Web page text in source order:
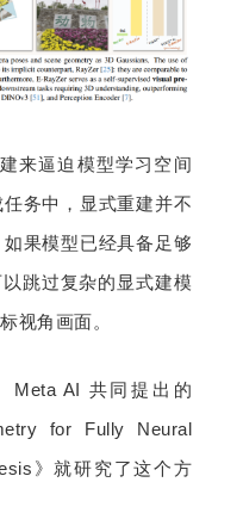
来逼迫模型学习空间
务中，显式重建并不
果模型已经具备足够
跳过复杂的显式建模
视角画面。
Meta AI 共同提出的
for Fully Neural
》就研究了这个方